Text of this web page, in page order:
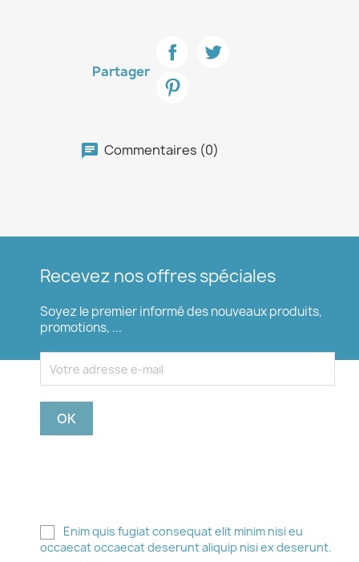
Partager
Commentaires (0)
Recevez nos offres spéciales
Soyez le premier informé des nouveaux produits,
promotions, ...
Enim quis fugiat consequat elit minim nisi eu
occaecat occaecat deserunt aliquip nisi ex deserunt.